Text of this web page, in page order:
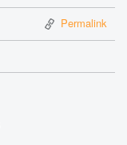
Permalink